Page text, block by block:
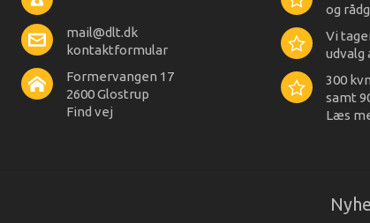
mail@dlt.dk
kontaktformular
Formervangen 17
2600 Glostrup
Find vej
og
Vi
udvalg
300
samt
Læs